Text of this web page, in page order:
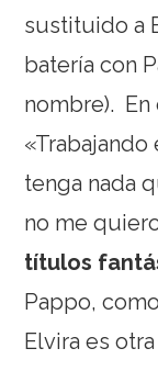
sustituido a
batería con
nombre).
tenga nada
no me
títulos
Pappo,
Elvira es